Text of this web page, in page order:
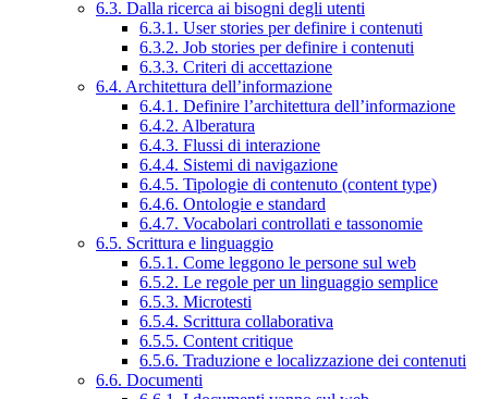
6.3. Dalla ricerca ai bisogni degli utenti
6.3.1. User stories per definire i contenuti
6.3.2. Job stories per definire i contenuti
6.3.3. Criteri di accettazione
6.4. Architettura dell’informazione
6.4.1. Definire l’architettura dell’informazione
6.4.2. Alberatura
6.4.3. Flussi di interazione
6.4.4. Sistemi di navigazione
6.4.5. Tipologie di contenuto (content type)
6.4.6. Ontologie e standard
6.4.7. Vocabolari controllati e tassonomie
6.5. Scrittura e linguaggio
6.5.1. Come leggono le persone sul web
6.5.2. Le regole per un linguaggio semplice
6.5.3. Microtesti
6.5.4. Scrittura collaborativa
6.5.5. Content critique
6.5.6. Traduzione e localizzazione dei contenuti
6.6. Documenti